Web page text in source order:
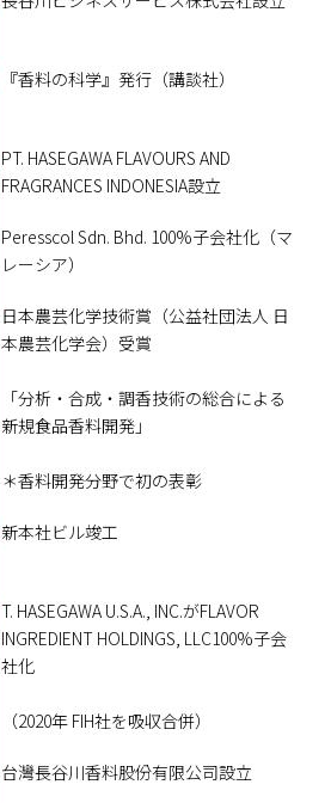
『香料の科学』発行（講談社）
PT. HASEGAWA FLAVOURS AND
FRAGRANCES INDONESIA設立
Peresscol Sdn. Bhd. 100%子会社化（マ
レーシア）
日本農芸化学技術賞（公益社団法人 日
本農芸化学会）受賞
「分析・合成・調香技術の総合による
新規食品香料開発」
＊香料開発分野で初の表彰
新本社ビル竣工
T. HASEGAWA U.S.A., INC.がFLAVOR
INGREDIENT HOLDINGS, LLC100%子会
社化
（2020年 FIH社を吸収合併）
台灣長谷川香料股份有限公司設立